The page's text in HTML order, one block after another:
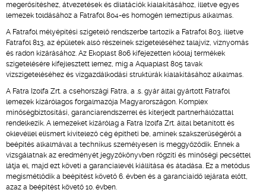
megerősítéshez, átvezetések és dilatációk kialakításához, illetve egyes
lemezek toldásához a Fatrafol 804-es homogén lemeztípus alkalmas.
A Fatrafol mélyépítési szigetelő rendszerbe tartozik a Fatrafol 803, illetve
Fatrafol 813, az épületek alsó részeinek szigeteléséhez talajvíz, víznyomás
és radon kizárásához. Az Ekoplast 806 kifejezetten kőolaj termékek
szigetelésére kifejlesztett lemez, míg a Aquaplast 805 tavak
vízszigeteléséhez és vízgazdálkodási struktúrák kialakításához alkalmas.
A Fatra Izolfa Zrt. a csehországi Fatra, a .s. gyár által gyártott Fatrafol
lemezek kizárólagos forgalmazója Magyarországon. Komplex
minőségbiztosítási, garanciarendszerrel és kiterjedt partnerhálózattal
rendelkezik. A lemezeket kizárólag a Fatra Izolfa Zrt. által betanított és
oklevéllel elismert kivitelező cég építheti be, aminek szakszerűségéről a
beépítés alkalmával a technikus személyesen is meggyőződik. Ennek a
vizsgálatnak az eredményét jegyzőkönyvben rögzíti és minőségi pecséttel
látja el, majd ezt követi a garancialevél kiállítása és átadása. Ez a metódus
megismétlődik a beépítést követő 6. évben és a garanciaidő lejárata előtt,
azaz a beépítést követő 10. évben.